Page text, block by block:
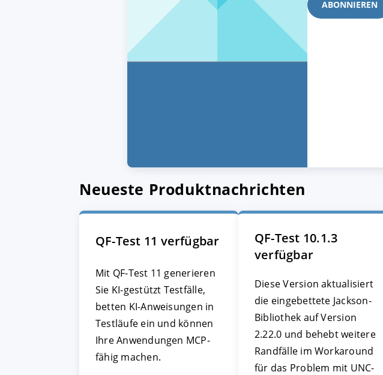
Neueste Produktnachrichten
QF-Test 11 verfügbar
Mit QF-Test 11 generieren
Sie KI-gestützt Testfälle,
betten KI-Anweisungen in
Testläufe ein und können
Ihre Anwendungen MCP-
fähig machen.
QF-Test 10.1.3
verfügbar
Diese Version aktualisiert
die eingebettete Jackson-
Bibliothek auf Version
2.22.0 und behebt weitere
Randfälle im Workaround
für das Problem mit UNC-